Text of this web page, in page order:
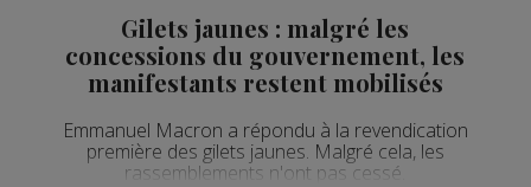
Gilets jaunes : malgré les
concessions du gouvernement, les
manifestants restent mobilisés
Emmanuel Macron a répondu à la revendication
première des gilets jaunes. Malgré cela, les
rassemblements n'ont pas cessé.